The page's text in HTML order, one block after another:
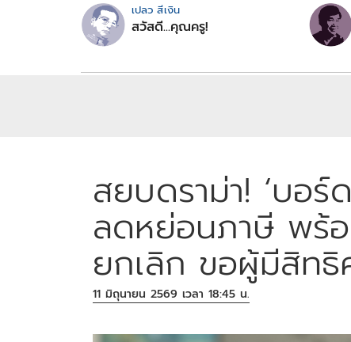
เปลว สีเงิน
สวัสดี...คุณครู!
สยบดราม่า! ‘บอ
ลดหย่อนภาษี พร้
ยกเลิก ขอผู้มีสิท
11 มิถุนายน 2569 เวลา 18:45 น.